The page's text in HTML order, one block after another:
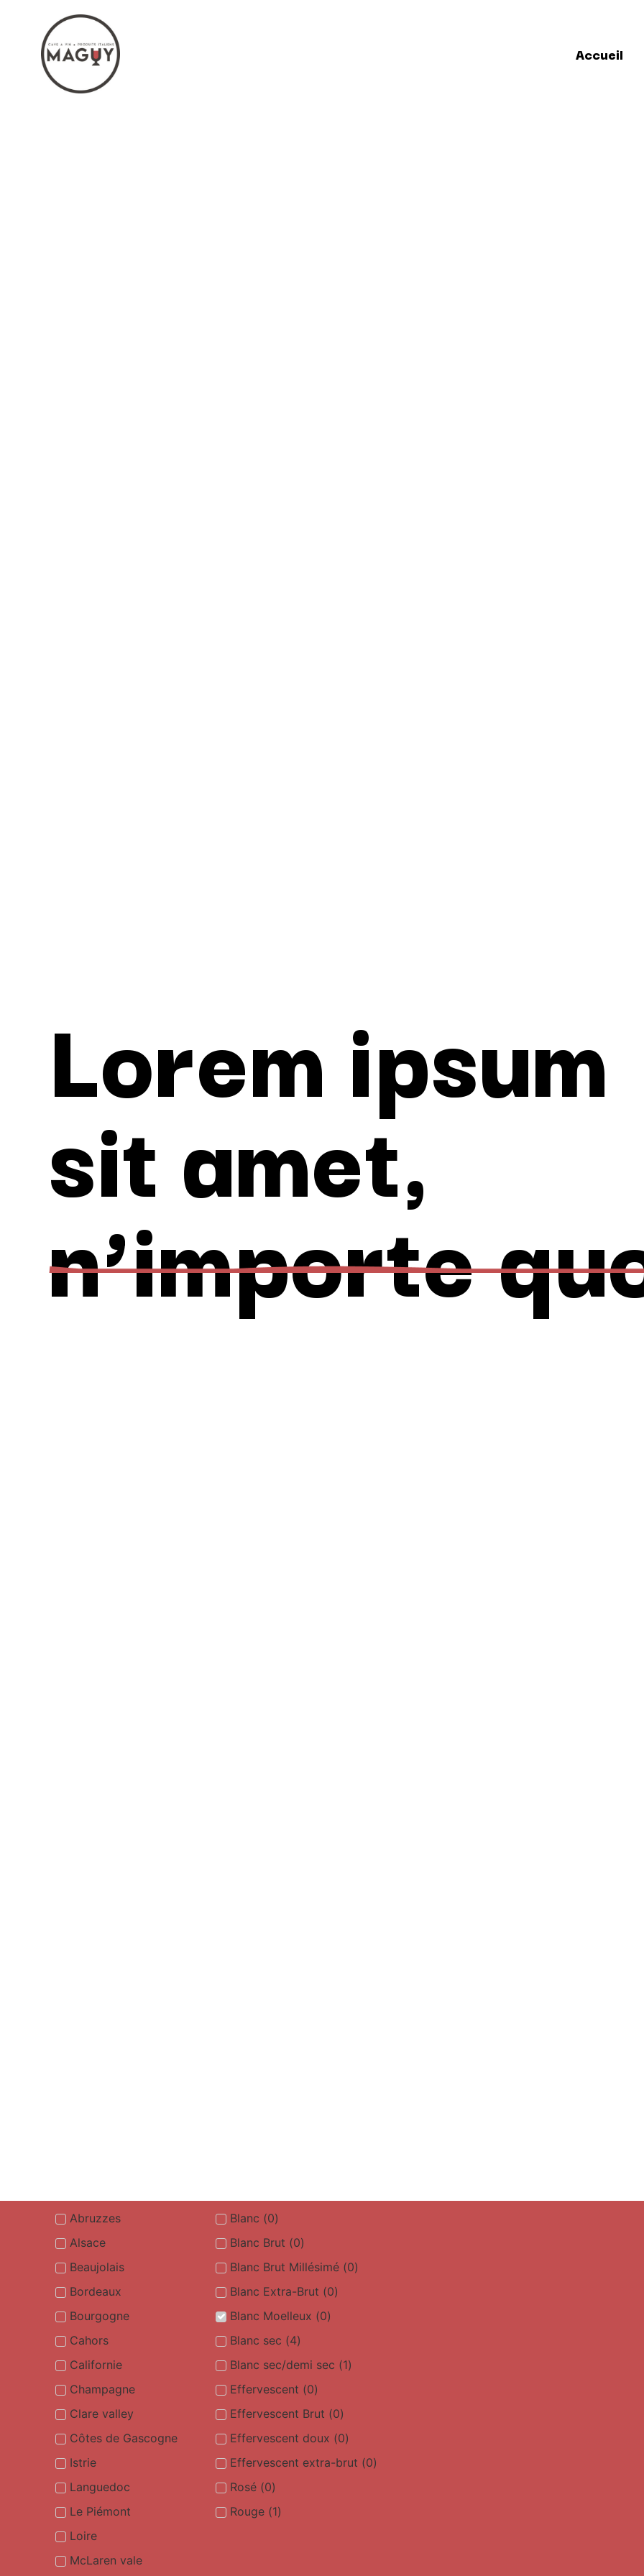
Accueil
Lorem ipsum
sit amet,
n’importe
Abruzzes
Alsace
Beaujolais
Bordeaux
Bourgogne
Cahors
Californie
Champagne
Clare valley
Côtes de Gascogne
Istrie
Languedoc
Le Piémont
Loire
McLaren vale
Blanc (0)
Blanc Brut (0)
Blanc Brut Millésimé (0)
Blanc Extra-Brut (0)
Blanc Moelleux (0)
Blanc sec (4)
Blanc sec/demi sec (1)
Effervescent (0)
Effervescent Brut (0)
Effervescent doux (0)
Effervescent extra-brut (0)
Rosé (0)
Rouge (1)